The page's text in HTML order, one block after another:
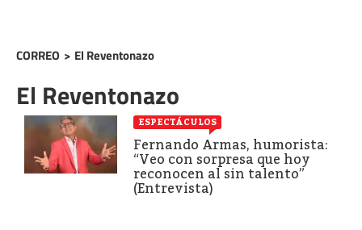
CORREO > El Reventonazo
El Reventonazo
ESPECTÁCULOS
Fernando Armas, humorista:
“Veo con sorpresa que hoy
reconocen al sin talento”
(Entrevista)